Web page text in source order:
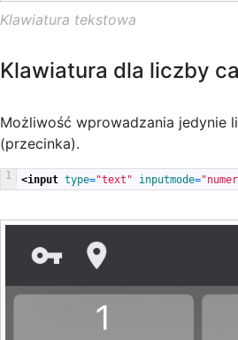
Klawiatura tekstowa
Klawiatura dla liczby
Możliwość wprowadzania jedynie
(przecinka).
1 <input type="text" inputmode=